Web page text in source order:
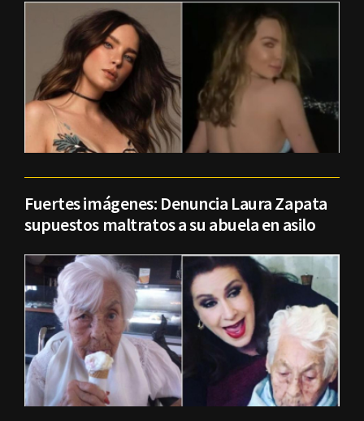
Fuertes imágenes: Denuncia Laura Zapata
supuestos maltratos a su abuela en asilo